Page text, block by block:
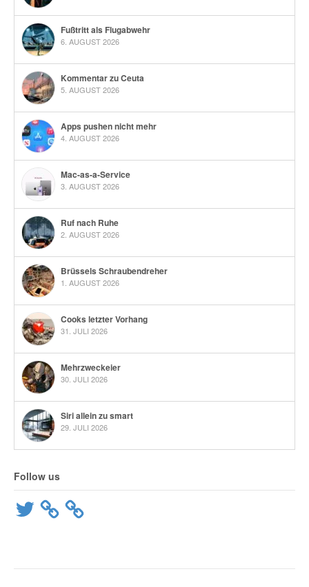
Fußtritt als Flugabwehr
6. AUGUST 2026
Kommentar zu Ceuta
5. AUGUST 2026
Apps pushen nicht mehr
4. AUGUST 2026
Mac-as-a-Service
3. AUGUST 2026
Ruf nach Ruhe
2. AUGUST 2026
Brüssels Schraubendreher
1. AUGUST 2026
Cooks letzter Vorhang
31. JULI 2026
Mehrzweckeier
30. JULI 2026
Siri allein zu smart
29. JULI 2026
Follow us
Twitter